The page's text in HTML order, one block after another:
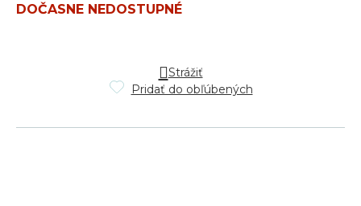
DOČASNE NEDOSTUPNÉ
Strážiť
Pridať do obľúbených